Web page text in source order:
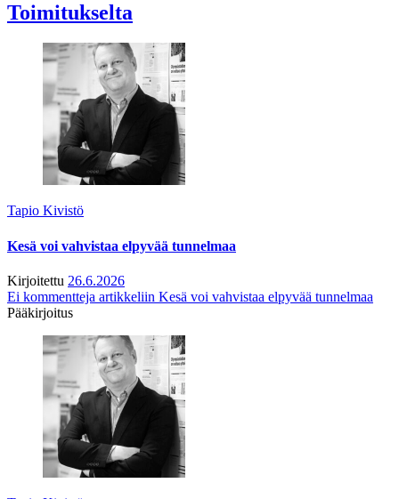
Toimitukselta
Tapio Kivistö
Kesä voi vahvistaa elpyvää tunnelmaa
Kirjoitettu 26.6.2026
Ei kommentteja artikkeliin Kesä voi vahvistaa elpyvää tunnelmaa
Pääkirjoitus